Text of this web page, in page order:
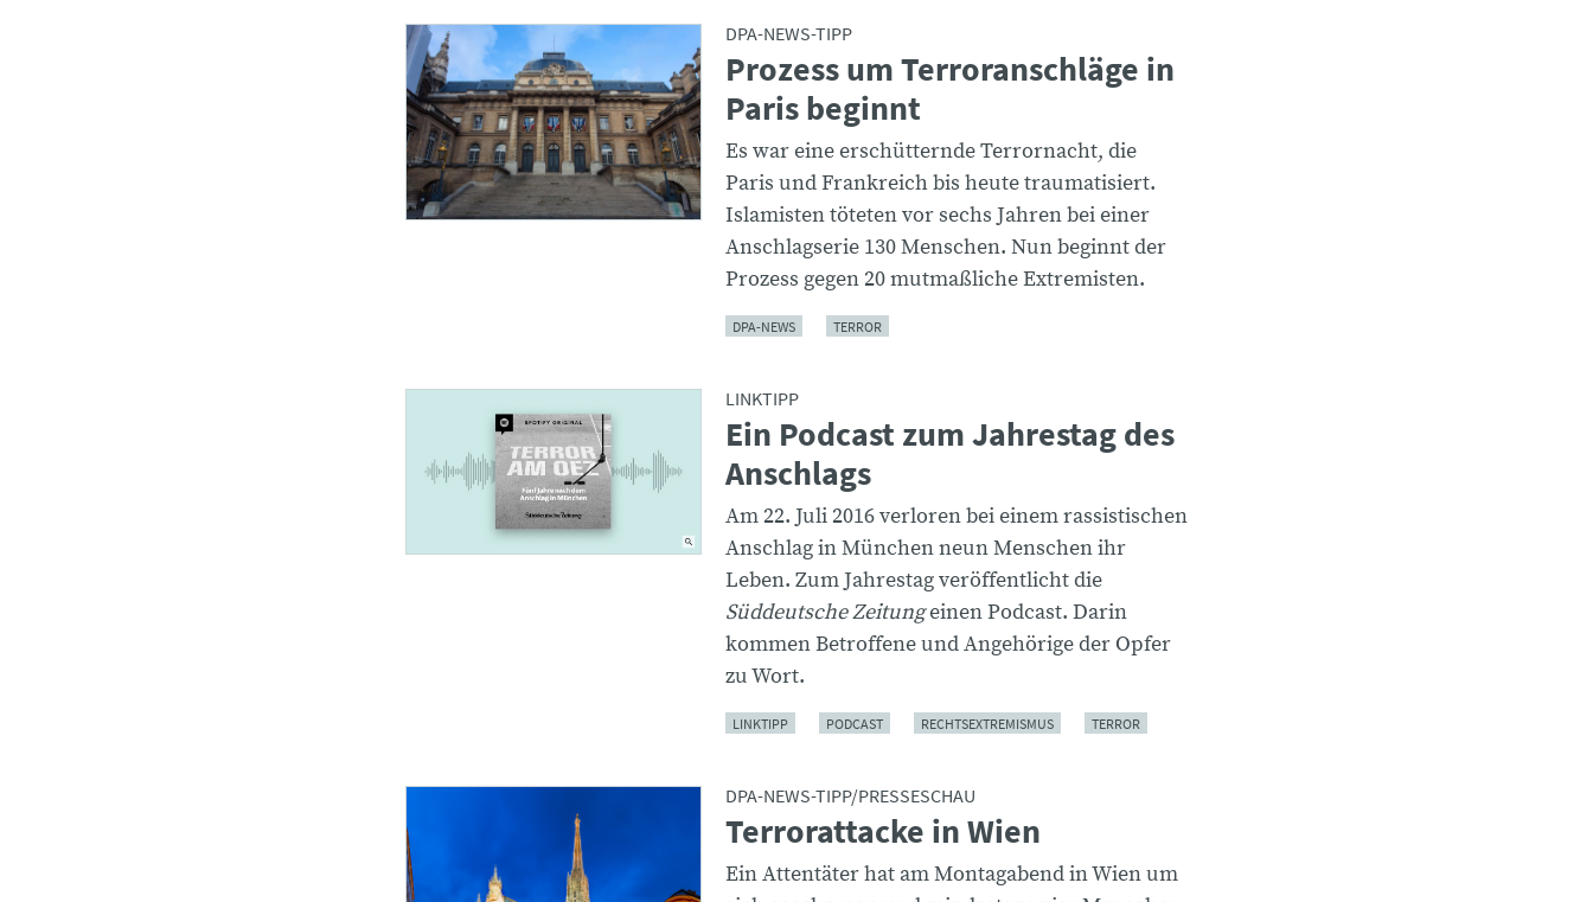
DPA-NEWS-TIPP
Prozess um Terroranschläge in
Paris beginnt
Es war eine erschütternde Terrornacht, die
Paris und Frankreich bis heute traumatisiert.
Islamisten töteten vor sechs Jahren bei einer
Anschlagserie 130 Menschen. Nun beginnt der
Prozess gegen 20 mutmaßliche Extremisten.
DPA-NEWS TERROR
LINKTIPP
Ein Podcast zum Jahrestag des
Anschlags
Am 22. Juli 2016 verloren bei einem rassistischen
Anschlag in München neun Menschen ihr
Leben. Zum Jahrestag veröffentlicht die
Süddeutsche Zeitungeinen Podcast. Darin
kommen Betroffene und Angehörige der Opfer
zu Wort.
LINKTIPP PODCAST RECHTSEXTREMISMUS TERROR
DPA-NEWS-TIPP/PRESSESCHAU
Terrorattacke in Wien
Ein Attentäter hat am Montagabend in Wien um